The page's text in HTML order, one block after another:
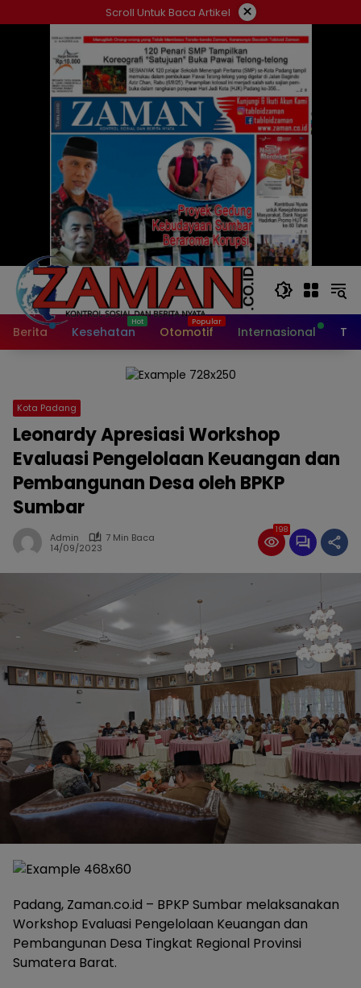
ke
Scroll Untuk Baca Artikel ×
Berita Kesehatan Otomotif Internasional
Kota Padang
Leonardy Apresiasi Workshop
Evaluasi Pengelolaan Keuangan dan
Pembangunan Desa oleh BPKP
Sumbar
Admin
7 Min Baca
14/09/2023
198
Padang, Zaman.co.id – BPKP Sumbar melaksanakan
Workshop Evaluasi Pengelolaan Keuangan dan
Pembangunan Desa Tingkat Regional Provinsi
Sumatera Barat.